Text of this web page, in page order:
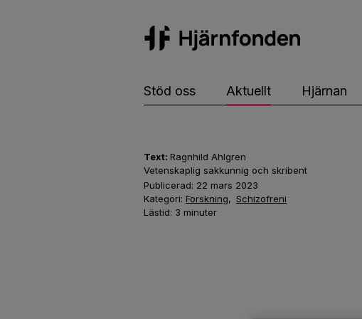
Stöd oss Aktuellt Hjärnan
Text: Ragnhild Ahlgren
Vetenskaplig sakkunnig och skribent
Publicerad: 22 mars 2023
Kategori: Forskning, Schizofreni
Lästid: 3 minuter